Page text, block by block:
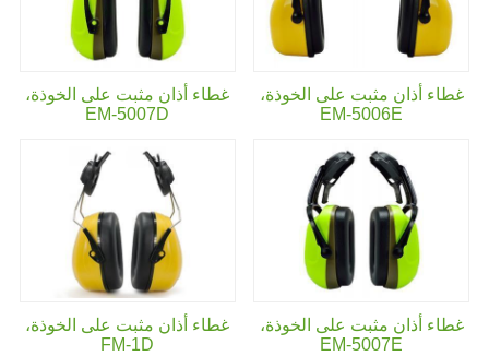
غطاء أذان مثبت على الخوذة،
EM-5006E
غطاء أذان مثبت على الخوذة،
EM-5007D
غطاء أذان مثبت على الخوذة،
EM-5007E
غطاء أذان مثبت على الخوذة،
FM-1D